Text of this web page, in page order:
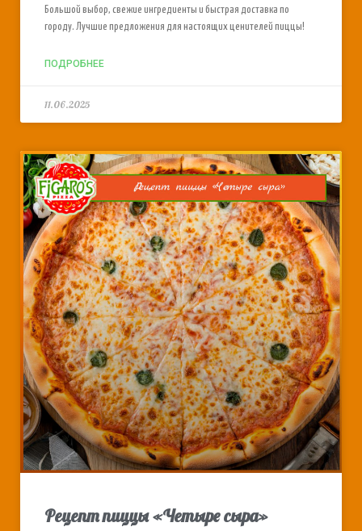
Большой выбор, свежие ингредиенты и быстрая доставка по
городу. Лучшие предложения для настоящих ценителей пиццы!
ПОДРОБНЕЕ
11.06.2025
Рецепт пиццы «Четыре сыра»